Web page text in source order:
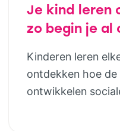
Je kind leren
zo begin je
Kinderen leren
ontdekken hoe
ontwikkelen